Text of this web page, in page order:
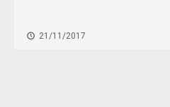
21/11/2017